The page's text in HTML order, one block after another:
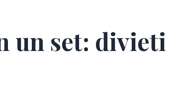
un set: divieti